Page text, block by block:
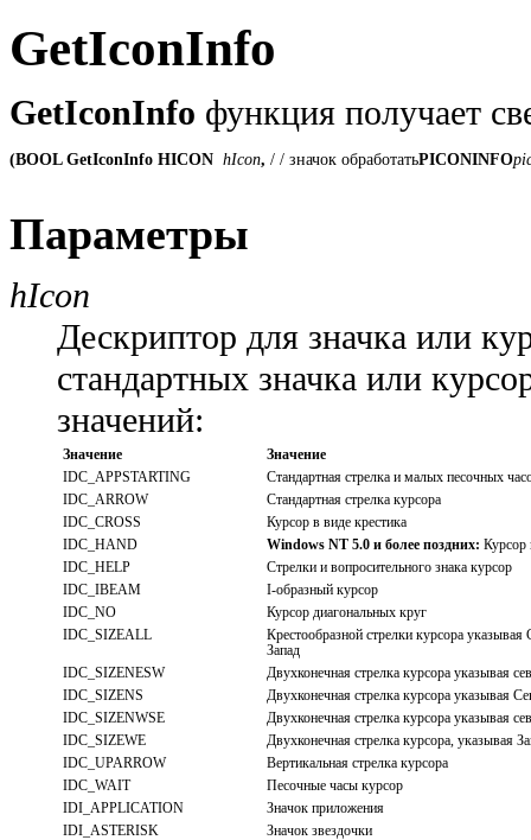
GetIconInfo
GetIconInfo функция получает
(BOOL GetIconInfo HICON hIcon, / / значок обработатьPICONINFO
Параметры
hIcon
Дескриптор для значка или
стандартных значка или
значений:
Значение
Значение
IDC_APPSTARTING
Стандартная стрелка и малых песочных
IDC_ARROW
Стандартная стрелка курсора
IDC_CROSS
Курсор в виде крестика
IDC_HAND
Windows NT 5.0 и более поздних: Курсор
IDC_HELP
Стрелки и вопросительного знака курсор
IDC_IBEAM
I-образный курсор
IDC_NO
Курсор диагональных круг
IDC_SIZEALL
Крестообразной стрелки курсора
Запад
IDC_SIZENESW
Двухконечная стрелка курсора указывая
IDC_SIZENS
Двухконечная стрелка курсора указывая
IDC_SIZENWSE
Двухконечная стрелка курсора указывая
IDC_SIZEWE
Двухконечная стрелка курсора, указывая
IDC_UPARROW
Вертикальная стрелка курсора
IDC_WAIT
Песочные часы курсор
IDI_APPLICATION
Значок приложения
IDI_ASTERISK
Значок звездочки